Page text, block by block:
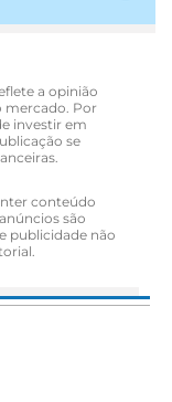
a opinião
mercado. Por
investir em
se
conteúdo
são
publicidade não